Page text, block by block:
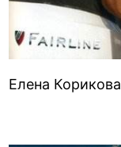
Елена Корикова